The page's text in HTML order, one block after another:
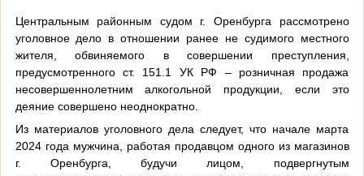
Центральным районным судом г. Оренбурга рассмотрено
уголовное дело в отношении ранее не судимого местного
жителя, обвиняемого в совершении преступления,
предусмотренного ст. 151.1 УК РФ – розничная продажа
несовершеннолетним алкогольной продукции, если это
деяние совершено неоднократно.
Из материалов уголовного дела следует, что начале марта
2024 года мужчина, работая продавцом одного из магазинов
г. Оренбурга, будучи лицом, подвергнутым